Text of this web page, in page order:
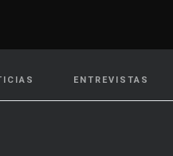
ENTREVISTAS